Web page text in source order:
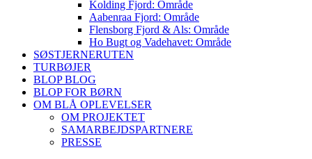
Kolding Fjord: Område
Aabenraa Fjord: Område
Flensborg Fjord & Als: Område
Ho Bugt og Vadehavet: Område
SØSTJERNERUTEN
TURBØJER
BLOP BLOG
BLOP FOR BØRN
OM BLÅ OPLEVELSER
OM PROJEKTET
SAMARBEJDSPARTNERE
PRESSE